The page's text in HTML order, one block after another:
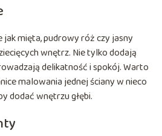
jak mięta, pudrowy róż czy jasny
wnętrz. Nie tylko dodają
delikatność i spokój. Warto
malowania jednej ściany w nieco
dodać wnętrzu głębi.